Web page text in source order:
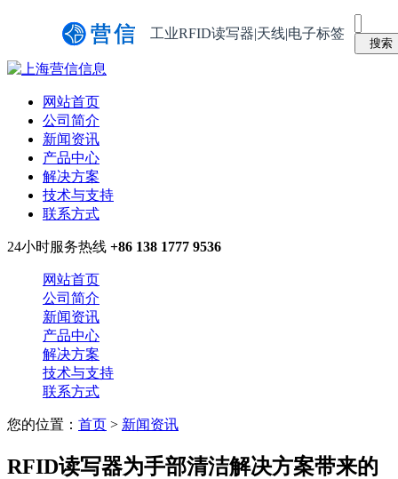
工业RFID读写器|天线|电子标签
网站首页
公司简介
新闻资讯
产品中心
解决方案
技术与支持
联系方式
24小时服务热线 +86 138 1777 9536
网站首页
公司简介
新闻资讯
产品中心
解决方案
技术与支持
联系方式
您的位置： 首页 > 新闻资讯
RFID读写器为手部清洁解决方案带来的